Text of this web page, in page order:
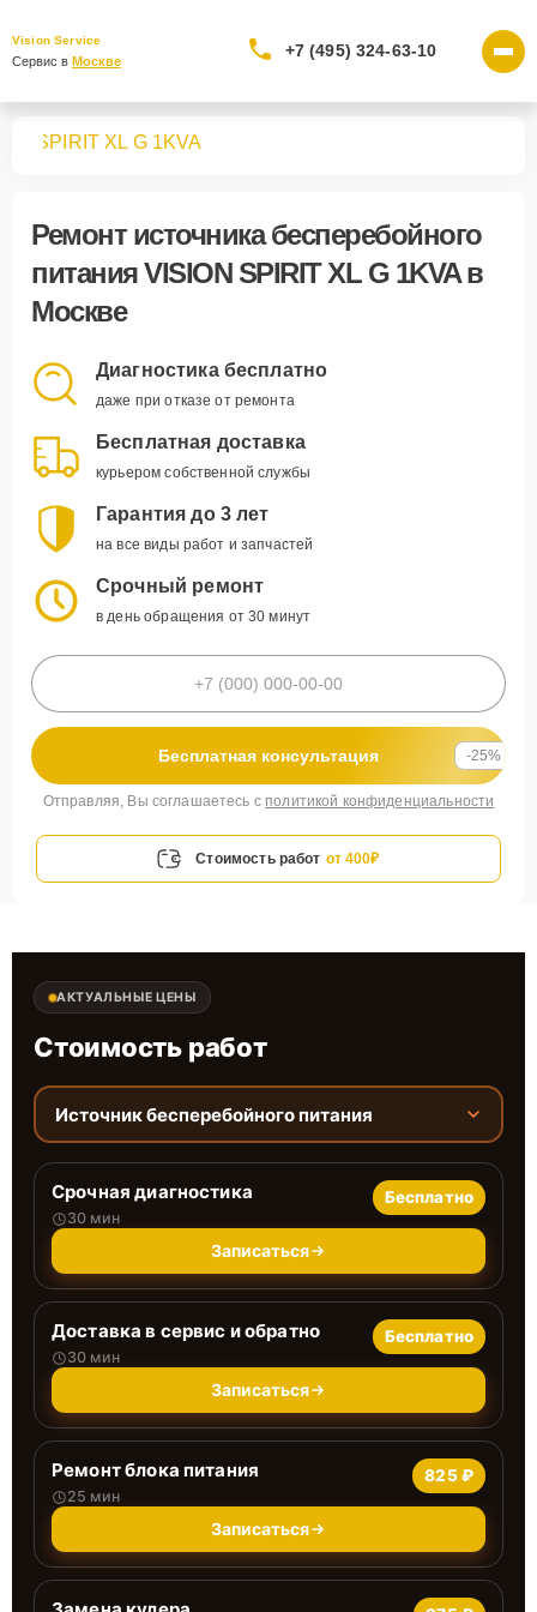
Vision Service
Сервис в Москве
+7 (495) 324-63-10
SPIRIT XL G 1KVA
Ремонт источника бесперебойного
питания VISION SPIRIT XL G 1KVAв
Москве
Диагностика бесплатно
даже при отказе от ремонта
Бесплатная доставка
курьером собственной службы
Гарантия до 3 лет
на все виды работ и запчастей
Срочный ремонт
в день обращения от 30 минут
Бесплатная консультация -25%
Отправляя, Вы соглашаетесь с политикой конфиденциальности
Стоимость работ от 400₽
АКТУАЛЬНЫЕ ЦЕНЫ
Стоимость работ
Источник бесперебойного питания
Срочная диагностика
30 мин
Бесплатно
Записаться
Доставка в сервис и обратно
30 мин
Бесплатно
Записаться
Ремонт блока питания
25 мин
825 ₽
Записаться